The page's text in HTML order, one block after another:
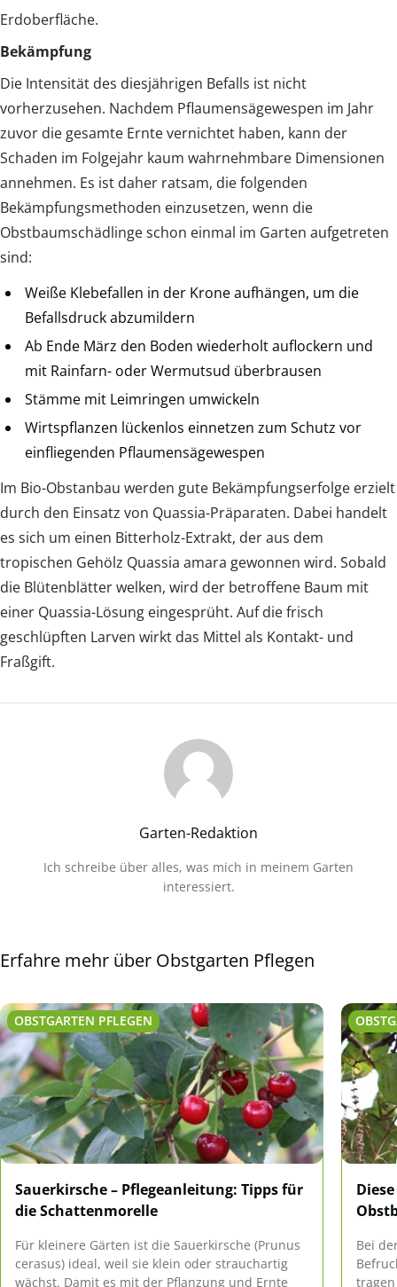
Erdoberfläche.
Bekämpfung
Die Intensität des diesjährigen Befalls ist nicht
vorherzusehen. Nachdem Pflaumensägewespen im Jahr
zuvor die gesamte Ernte vernichtet haben, kann der
Schaden im Folgejahr kaum wahrnehmbare Dimensionen
annehmen. Es ist daher ratsam, die folgenden
Bekämpfungsmethoden einzusetzen, wenn die
Obstbaumschädlinge schon einmal im Garten aufgetreten
sind:
Weiße Klebefallen in der Krone aufhängen, um die
Befallsdruck abzumildern
Ab Ende März den Boden wiederholt auflockern und
mit Rainfarn- oder Wermutsud überbrausen
Stämme mit Leimringen umwickeln
Wirtspflanzen lückenlos einnetzen zum Schutz vor
einfliegenden Pflaumensägewespen
Im Bio-Obstanbau werden gute Bekämpfungserfolge erzielt
durch den Einsatz von Quassia-Präparaten. Dabei handelt
es sich um einen Bitterholz-Extrakt, der aus dem
tropischen Gehölz Quassia amara gewonnen wird. Sobald
die Blütenblätter welken, wird der betroffene Baum mit
einer Quassia-Lösung eingesprüht. Auf die frisch
geschlüpften Larven wirkt das Mittel als Kontakt- und
Fraßgift.
Garten-Redaktion
Ich schreibe über alles, was mich in meinem Garten
interessiert.
Erfahre mehr über Obstgarten Pflegen
OBSTGARTEN PFLEGEN
Sauerkirsche – Pflegeanleitung: Tipps für
die Schattenmorelle
Für kleinere Gärten ist die Sauerkirsche (Prunus
cerasus) ideal, weil sie klein oder strauchartig
wächst. Damit es mit der Pflanzung und Ernte
Bei